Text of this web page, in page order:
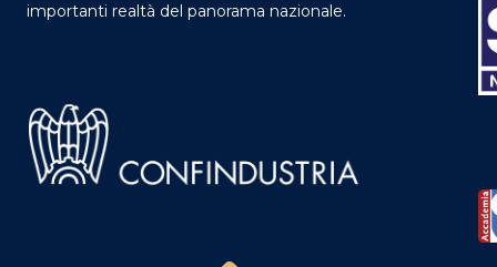
importanti realtà del panorama nazionale.